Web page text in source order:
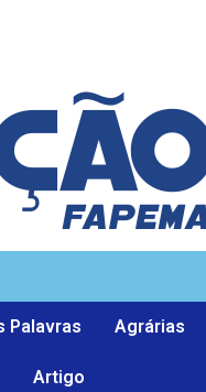
Palavras Agrárias
Artigo